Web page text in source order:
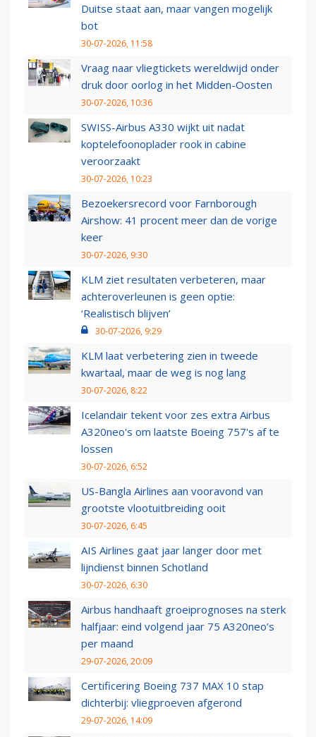
Duitse staat aan, maar vangen mogelijk
bot
30-07-2026, 11:58
Vraag naar vliegtickets wereldwijd onder
druk door oorlog in het Midden-Oosten
30-07-2026, 10:36
SWISS-Airbus A330 wijkt uit nadat
koptelefoonoplader rook in cabine
veroorzaakt
30-07-2026, 10:23
Bezoekersrecord voor Farnborough
Airshow: 41 procent meer dan de vorige
keer
30-07-2026, 9:30
KLM ziet resultaten verbeteren, maar
achteroverleunen is geen optie:
‘Realistisch blijven’
30-07-2026, 9:29
KLM laat verbetering zien in tweede
kwartaal, maar de weg is nog lang
30-07-2026, 8:22
Icelandair tekent voor zes extra Airbus
A320neo's om laatste Boeing 757's af te
lossen
30-07-2026, 6:52
US-Bangla Airlines aan vooravond van
grootste vlootuitbreiding ooit
30-07-2026, 6:45
AIS Airlines gaat jaar langer door met
lijndienst binnen Schotland
30-07-2026, 6:30
Airbus handhaaft groeiprognoses na sterk
halfjaar: eind volgend jaar 75 A320neo’s
per maand
29-07-2026, 20:09
Certificering Boeing 737 MAX 10 stap
dichterbij: vliegproeven afgerond
29-07-2026, 14:09